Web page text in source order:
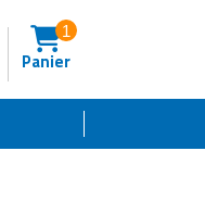
Panier
1